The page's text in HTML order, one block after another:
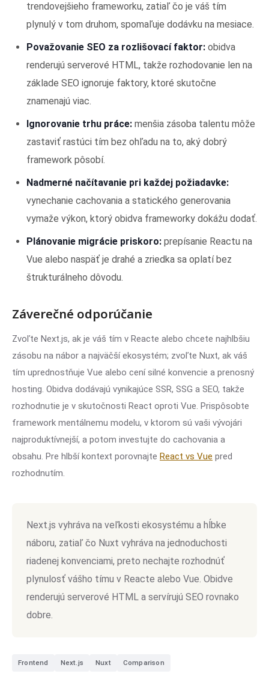
trendovejšieho frameworku, zatiaľ čo je váš tím
plynulý v tom druhom, spomaľuje dodávku na mesiace.
Považovanie SEO za rozlišovací faktor: obidva
renderujú serverové HTML, takže rozhodovanie len na
základe SEO ignoruje faktory, ktoré skutočne
znamenajú viac.
Ignorovanie trhu práce: menšia zásoba talentu môže
zastaviť rastúci tím bez ohľadu na to, aký dobrý
framework pôsobí.
Nadmerné načítavanie pri každej požiadavke:
vynechanie cachovania a statického generovania
vymaže výkon, ktorý obidva frameworky dokážu dodať.
Plánovanie migrácie priskoro: prepísanie Reactu na
Vue alebo naspäť je drahé a zriedka sa oplatí bez
štrukturálneho dôvodu.
Záverečné odporúčanie
Zvoľte Next.js, ak je váš tím v Reacte alebo chcete najhlbšiu
zásobu na nábor a najväčší ekosystém; zvoľte Nuxt, ak váš
tím uprednostňuje Vue alebo cení silné konvencie a prenosný
hosting. Obidva dodávajú vynikajúce SSR, SSG a SEO, takže
rozhodnutie je v skutočnosti React oproti Vue. Prispôsobte
framework mentálnemu modelu, v ktorom sú vaši vývojári
najproduktívnejší, a potom investujte do cachovania a
obsahu. Pre hlbší kontext porovnajte React vs Vue pred
rozhodnutím.
Next.js vyhráva na veľkosti ekosystému a hĺbke
náboru, zatiaľ čo Nuxt vyhráva na jednoduchosti
riadenej konvenciami, preto nechajte rozhodnúť
plynulosť vášho tímu v Reacte alebo Vue. Obidve
renderujú serverové HTML a servírujú SEO rovnako
dobre.
Frontend Next.js Nuxt Comparison